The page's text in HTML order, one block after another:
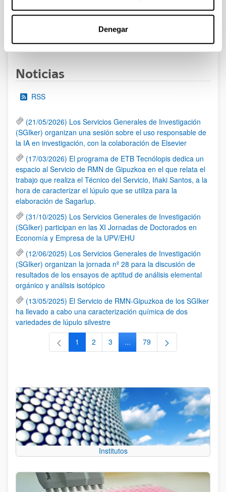
Denegar
Páginas intermedias Use TAB para desplazarse.
Páginas intermedias
Noticias
RSS
(21/05/2026) Los Servicios Generales de Investigación
(SGIker) organizan una sesión sobre el uso responsable de
la IA en investigación, con la colaboración de Elsevier
(17/03/2026) El programa de ETB Tecnólopis dedica un
espacio al Servicio de RMN de Gipuzkoa en el que relata el
trabajo que realiza el Técnico del Servicio, Iñaki Santos, a la
hora de caracterizar el lúpulo que se utiliza para la
elaboración de Sagarlup.
(31/10/2025) Los Servicios Generales de Investigación
(SGIker) participan en las XI Jornadas de Doctorados en
Economía y Empresa de la UPV/EHU
(12/06/2025) Los Servicios Generales de Investigación
(SGIker) organizan la jornada nº 28 para la discusión de
resultados de los ensayos de aptitud de análisis elemental
orgánico y análisis isotópico
(13/05/2025) El Servicio de RMN-Gipuzkoa de los SGIker
ha llevado a cabo una caracterización química de dos
variedades de lúpulo silvestre
Página
1 Página
2 Página
3 ...Páginas intermedias Use TAB
Página
79
Institutos